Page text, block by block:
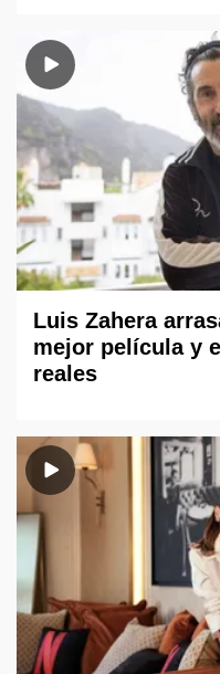
Luis Zahera
mejor película y
reales